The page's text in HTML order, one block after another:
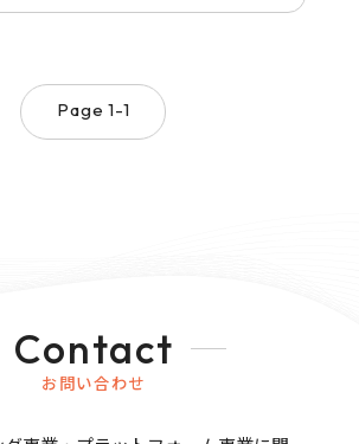
Page 1-1
Contact
お問い合わせ